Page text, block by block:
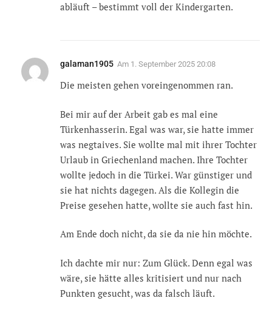
abläuft – bestimmt voll der Kindergarten.
galaman1905 Am 1. September 2025 20:08
Die meisten gehen voreingenommen ran.
Bei mir auf der Arbeit gab es mal eine
Türkenhasserin. Egal was war, sie hatte immer
was negtaives. Sie wollte mal mit ihrer Tochter
Urlaub in Griechenland machen. Ihre Tochter
wollte jedoch in die Türkei. War günstiger und
sie hat nichts dagegen. Als die Kollegin die
Preise gesehen hatte, wollte sie auch fast hin.
Am Ende doch nicht, da sie da nie hin möchte.
Ich dachte mir nur: Zum Glück. Denn egal was
wäre, sie hätte alles kritisiert und nur nach
Punkten gesucht, was da falsch läuft.